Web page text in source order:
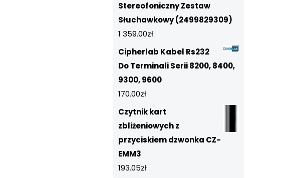
Stereofoniczny Zestaw
Słuchawkowy (2499829309)
1 359.00zł
Cipherlab Kabel Rs232
Do Terminali Serii 8200, 8400,
9300, 9600
170.00zł
Czytnik kart
zbliżeniowych z
przyciskiem dzwonka CZ-
EMM3
193.05zł